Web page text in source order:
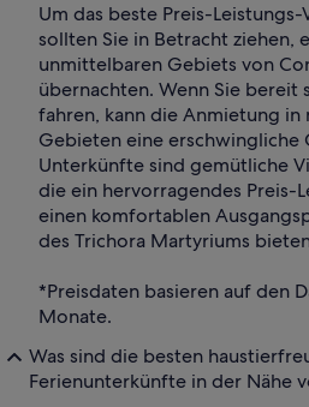
Um das beste Preis-
sollten Sie in Betracht ziehen,
unmittelbaren Gebiets von
übernachten. Wenn Sie bereit
fahren, kann die Anmietung in
Gebieten eine erschwingliche
Unterkünfte sind gemütliche
die ein hervorragendes Preis-
einen komfortablen
des Trichora Martyriums
*Preisdaten basieren auf den
Monate.
Was sind die besten
Ferienunterkünfte in der Nähe